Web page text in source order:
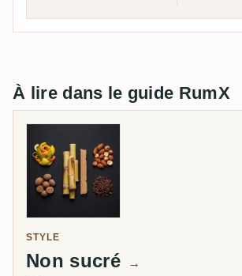
À lire dans le guide RumX
STYLE
Non sucré →